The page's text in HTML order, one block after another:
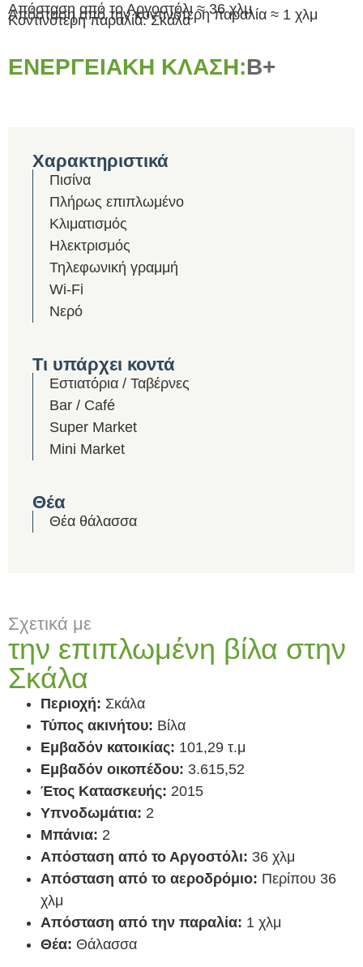
Απόσταση από το Αργοστόλι ≈ 36 χλμ
Απόσταση από την κοντινότερη παραλία ≈ 1 χλμ
Κοντινότερη παραλία: Σκάλα
ΕΝΕΡΓΕΙΑΚΉ ΚΛΆΣΗ:B+
Χαρακτηριστικά
Πισίνα
Πλήρως επιπλωμένο
Κλιματισμός
Ηλεκτρισμός
Τηλεφωνική γραμμή
Wi-Fi
Νερό
Τι υπάρχει κοντά
Εστιατόρια / Ταβέρνες
Bar / Café
Super Market
Mini Market
Θέα
Θέα θάλασσα
Σχετικά με
την επιπλωμένη βίλα στην
Σκάλα
Περιοχή: Σκάλα
Τύπος ακινήτου: Βίλα
Εμβαδόν κατοικίας: 101,29 τ.μ
Εμβαδόν οικοπέδου: 3.615,52
Έτος Κατασκευής: 2015
Υπνοδωμάτια: 2
Μπάνια: 2
Απόσταση από το Αργοστόλι: 36 χλμ
Απόσταση από το αεροδρόμιο: Περίπου 36
χλμ
Απόσταση από την παραλία: 1 χλμ
Θέα: Θάλασσα